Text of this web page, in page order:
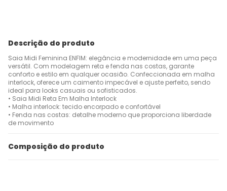
Descrição do produto
Saia Midi Feminina ENFIM: elegância e modernidade em uma peça
versátil. Com modelagem reta e fenda nas costas, garante
conforto e estilo em qualquer ocasião. Confeccionada em malha
interlock, oferece um caimento impecável e ajuste perfeito, sendo
ideal para looks casuais ou sofisticados.
• Saia Midi Reta Em Malha Interlock
• Malha interlock: tecido encorpado e confortável
• Fenda nas costas: detalhe moderno que proporciona liberdade
de movimento
Composição do produto